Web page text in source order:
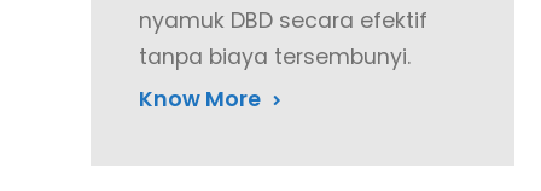
nyamuk DBD secara efektif
tanpa biaya tersembunyi.
Know More